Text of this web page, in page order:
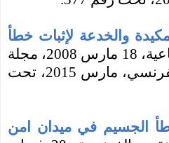
والخدعة لإثبات خطأ
2008،
مجلة
مارس 2015، تحت
الجسيم في ميدان امن